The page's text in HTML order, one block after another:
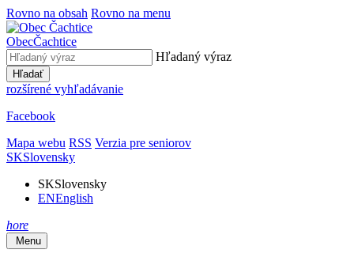
Rovno na obsah Rovno na menu
ObecČachtice
Hľadaný výraz
Hľadať
rozšírené vyhľadávanie
Facebook
Mapa webu RSS Verzia pre seniorov
SKSlovensky
SKSlovensky
ENEnglish
hore
Menu